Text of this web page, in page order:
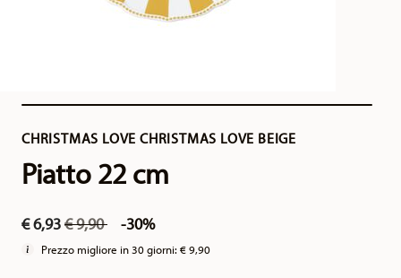
CHRISTMAS LOVE CHRISTMAS LOVE BEIGE
Piatto 22 cm
€ 6,93Price reduced from
€ 9,90to -30%
Prezzo migliore in 30 giorni:€ 9,90